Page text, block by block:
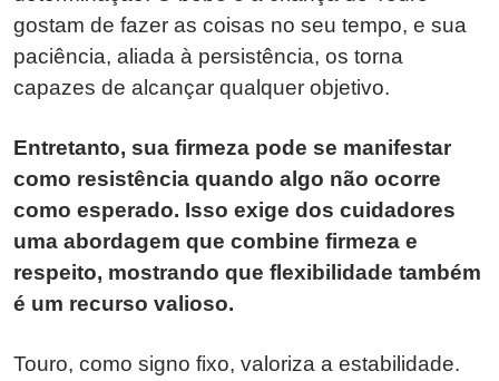
gostam de fazer as coisas no seu tempo, e sua
paciência, aliada à persistência, os torna
capazes de alcançar qualquer objetivo.
Entretanto, sua firmeza pode se manifestar
como resistência quando algo não ocorre
como esperado. Isso exige dos cuidadores
uma abordagem que combine firmeza e
respeito, mostrando que flexibilidade também
é um recurso valioso.
Touro, como signo fixo, valoriza a estabilidade.